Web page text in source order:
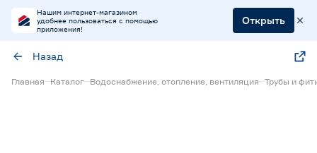
Нашим интернет-магазином
удобнее пользоваться с помощью
приложения!
Открыть
Назад
Главная Каталог Водоснабжение, отопление, вентиляция Трубы и